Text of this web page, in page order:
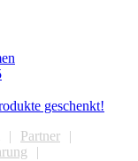
geschenkt!
Partner